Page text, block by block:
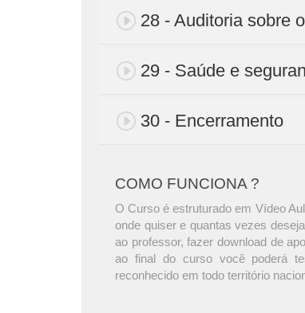
28 - Auditoria sobre
29 - Saúde e
30 - Encerramento
COMO FUNCIONA ?
O Curso é estruturado em Vídeo
onde quiser e quantas vezes
ao professor, fazer download de
ao final do curso você poderá
reconhecido em todo território